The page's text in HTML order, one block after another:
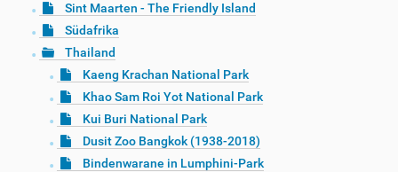
Sint Maarten - The Friendly Island
Südafrika
Thailand
Kaeng Krachan National Park
Khao Sam Roi Yot National Park
Kui Buri National Park
Dusit Zoo Bangkok (1938-2018)
Bindenwarane in Lumphini-Park